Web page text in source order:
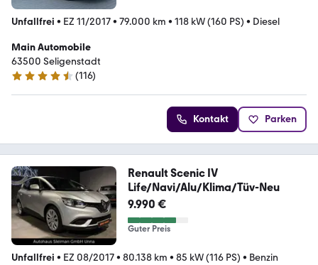
Unfallfrei • EZ 11/2017• 79.000 km • 118 kW (160 PS) • Diesel
Main Automobile
63500 Seligenstadt
4.4 Sterne
(116)
Kontakt Parken
Renault Scenic IV
Life/Navi/Alu/Klima/Tüv-Neu
9.990 €
Guter Preis
Unfallfrei • EZ 08/2017• 80.138 km • 85 kW (116 PS) • Benzin